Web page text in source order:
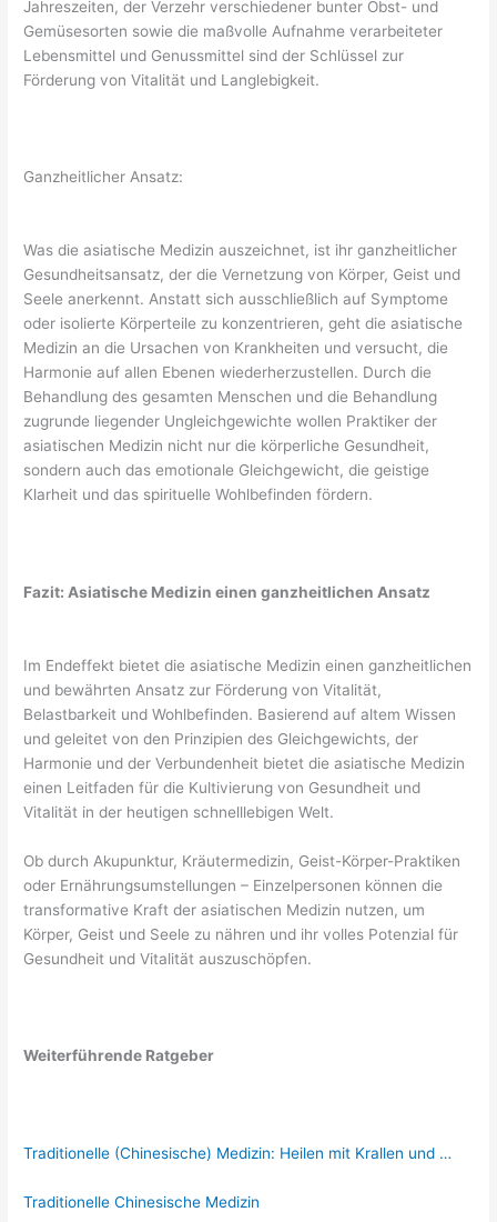
Jahreszeiten, der Verzehr verschiedener bunter Obst- und
Gemüsesorten sowie die maßvolle Aufnahme verarbeiteter
Lebensmittel und Genussmittel sind der Schlüssel zur
Förderung von Vitalität und Langlebigkeit.
Ganzheitlicher Ansatz:
Was die asiatische Medizin auszeichnet, ist ihr ganzheitlicher
Gesundheitsansatz, der die Vernetzung von Körper, Geist und
Seele anerkennt. Anstatt sich ausschließlich auf Symptome
oder isolierte Körperteile zu konzentrieren, geht die asiatische
Medizin an die Ursachen von Krankheiten und versucht, die
Harmonie auf allen Ebenen wiederherzustellen. Durch die
Behandlung des gesamten Menschen und die Behandlung
zugrunde liegender Ungleichgewichte wollen Praktiker der
asiatischen Medizin nicht nur die körperliche Gesundheit,
sondern auch das emotionale Gleichgewicht, die geistige
Klarheit und das spirituelle Wohlbefinden fördern.
Fazit: Asiatische Medizin einen ganzheitlichen Ansatz
Im Endeffekt bietet die asiatische Medizin einen ganzheitlichen
und bewährten Ansatz zur Förderung von Vitalität,
Belastbarkeit und Wohlbefinden. Basierend auf altem Wissen
und geleitet von den Prinzipien des Gleichgewichts, der
Harmonie und der Verbundenheit bietet die asiatische Medizin
einen Leitfaden für die Kultivierung von Gesundheit und
Vitalität in der heutigen schnelllebigen Welt.
Ob durch Akupunktur, Kräutermedizin, Geist-Körper-Praktiken
oder Ernährungsumstellungen – Einzelpersonen können die
transformative Kraft der asiatischen Medizin nutzen, um
Körper, Geist und Seele zu nähren und ihr volles Potenzial für
Gesundheit und Vitalität auszuschöpfen.
Weiterführende Ratgeber
Traditionelle (Chinesische) Medizin: Heilen mit Krallen und …
Traditionelle Chinesische Medizin